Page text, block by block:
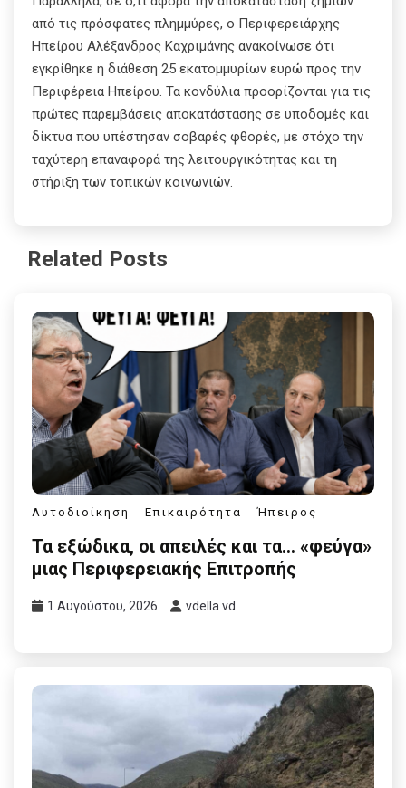
από τις πρόσφατες πλημμύρες, ο Περιφερειάρχης
Ηπείρου Αλέξανδρος Καχριμάνης ανακοίνωσε ότι
εγκρίθηκε η διάθεση 25 εκατομμυρίων ευρώ προς την
Περιφέρεια Ηπείρου. Τα κονδύλια προορίζονται για τις
πρώτες παρεμβάσεις αποκατάστασης σε υποδομές και
δίκτυα που υπέστησαν σοβαρές φθορές, με στόχο την
ταχύτερη επαναφορά της λειτουργικότητας και τη
στήριξη των τοπικών κοινωνιών.
Related Posts
Αυτοδιοίκηση Επικαιρότητα Ήπειρος
Τα εξώδικα, οι απειλές και τα… «φεύγα»
μιας Περιφερειακής Επιτροπής
1 Αυγούστου, 2026 vdella vd